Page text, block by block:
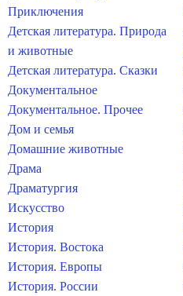
Приключения
Детская литература. Природа
и животные
Детская литература. Сказки
Документальное
Документальное. Прочее
Дом и семья
Домашние животные
Драма
Драматургия
Искусство
История
История. Востока
История. Европы
История. России